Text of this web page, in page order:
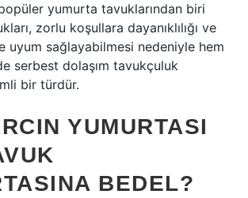
yumurta tavuklarından biri
zorlu koşullara dayanıklılığı ve
uyum sağlayabilmesi nedeniyle hem
serbest dolaşım tavukçuluk
bir türdür.
YUMURTASI
BEDEL?